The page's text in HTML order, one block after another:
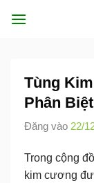
qua
Tùng
Phân
Đăng vào 22/
Trong cộng
kim cương